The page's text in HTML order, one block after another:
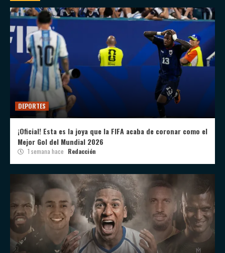
DEPORTES
¡Oficial! Esta es la joya que la FIFA acaba de coronar como el
Mejor Gol del Mundial 2026
1 semana hace Redacción